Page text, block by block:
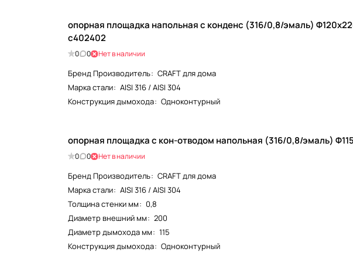
опорная площадка напольная с конденс (316/0,8/эмаль)
c402402
0 0 Нет в наличии
Бренд Производитель: CRAFT для дома
Марка стали: AISI 316 / AISI 304
Конструкция дымохода: Одноконтурный
опорная площадка с кон-отводом напольная (316/0,8/эмаль)
0 0 Нет в наличии
Бренд Производитель: CRAFT для дома
Марка стали: AISI 316 / AISI 304
Толщина стенки мм: 0,8
Диаметр внешний мм: 200
Диаметр дымохода мм: 115
Конструкция дымохода: Одноконтурный